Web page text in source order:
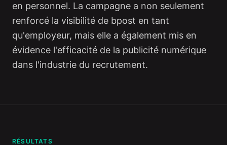
en personnel. La campagne a non seulement
renforcé la visibilité de bpost en tant
qu'employeur, mais elle a également mis en
évidence l'efficacité de la publicité numérique
dans l'industrie du recrutement.
RÉSULTATS